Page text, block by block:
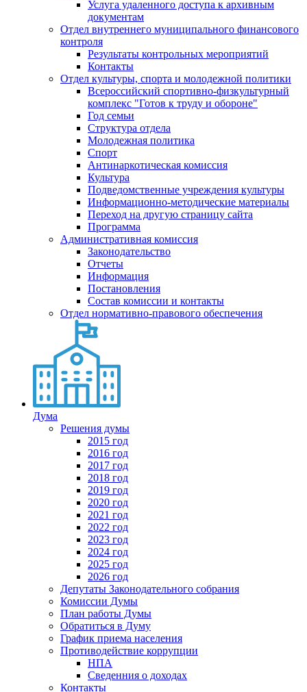
Услуга удаленного доступа к архивным
документам
Отдел внутреннего муниципального финансового
контроля
Результаты контрольных мероприятий
Контакты
Отдел культуры, спорта и молодежной политики
Всероссийский спортивно-физкультурный
комплекс "Готов к труду и обороне"
Год семьи
Структура отдела
Молодежная политика
Спорт
Антинаркотическая комиссия
Культура
Подведомственные учреждения культуры
Информационно-методические материалы
Переход на другую страницу сайта
Программа
Административная комиссия
Законодательство
Отчеты
Информация
Постановления
Состав комиссии и контакты
Отдел нормативно-правового обеспечения
Дума
Решения думы
2015 год
2016 год
2017 год
2018 год
2019 год
2020 год
2021 год
2022 год
2023 год
2024 год
2025 год
2026 год
Депутаты Законодательного собрания
Комиссии Думы
План работы Думы
Обратиться в Думу
График приема населения
Противодействие коррупции
НПА
Сведенния о доходах
Контакты